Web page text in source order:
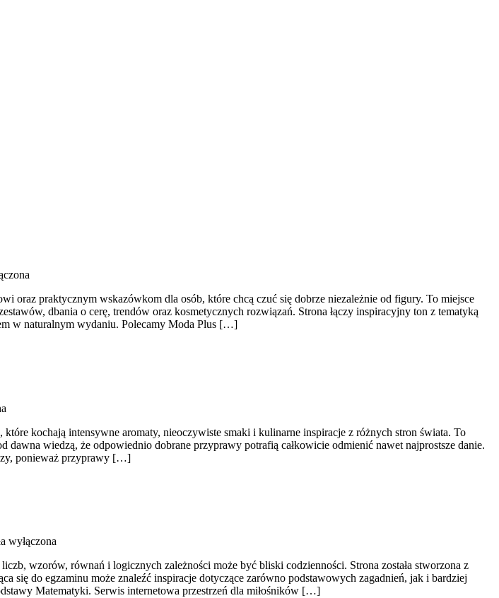
praktycznym wskazówkom dla osób, które chcą czuć się dobrze niezależnie od figury. To miejsce
dbania o cerę, trendów oraz kosmetycznych rozwiązań. Strona łączy inspiracyjny ton z tematyką
w naturalnym wydaniu. Polecamy Moda Plus […]
kochają intensywne aromaty, nieoczywiste smaki i kulinarne inspiracje z różnych stron świata. To
wiedzą, że odpowiednio dobrane przyprawy potrafią całkowicie odmienić nawet najprostsze danie.
ponieważ przyprawy […]
wyłączona
wzorów, równań i logicznych zależności może być bliski codzienności. Strona została stworzona z
się do egzaminu może znaleźć inspiracje dotyczące zarówno podstawowych zagadnień, jak i bardziej
Matematyki. Serwis internetowa przestrzeń dla miłośników […]